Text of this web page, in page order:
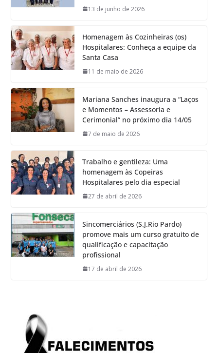
13 de junho de 2026
Homenagem às Cozinheiras (os)
Hospitalares: Conheça a equipe da
Santa Casa
11 de maio de 2026
Mariana Sanches inaugura a “Laços
e Momentos – Assessoria e
Cerimonial” no próximo dia 14/05
7 de maio de 2026
Trabalho e gentileza: Uma
homenagem às Copeiras
Hospitalares pelo dia especial
27 de abril de 2026
Sincomerciários (S.J.Rio Pardo)
promove mais um curso gratuito de
qualificação e capacitação
profissional
17 de abril de 2026